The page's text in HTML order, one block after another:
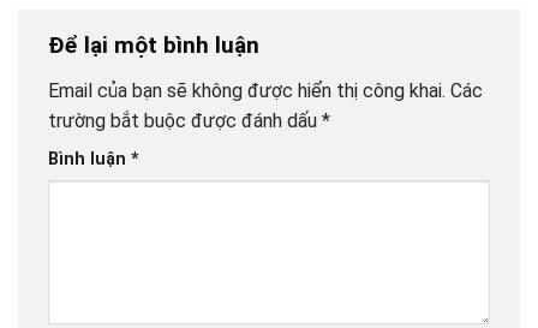
Để lại một bình luận
Email của bạn sẽ không được hiển thị công khai. Các
trường bắt buộc được đánh dấu *
Bình luận *